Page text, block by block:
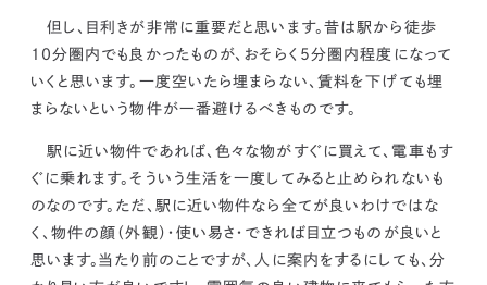
但し、 目利きが非常に重要だと思います。 昔は駅から徒歩
10分圏内でも良かったものが、おそらく5分圏内程度になって
いくと思います。一度空いたら埋まらない、賃料を下げても埋
まらないという物件が一番避けるべきものです。
駅に近い物件であれば、色々な物がすぐに買えて、電車もす
ぐに乗れます。そういう生活を一度してみると止められないも
のなのです。 ただ、駅に近い物件なら全てが良いわけではな
く、物件の顔（外観）・使い易さ・できれば目立つものが良いと
思います。当たり前のことですが、人に案内をするにしても、分